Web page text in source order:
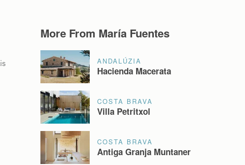
More From María Fuentes
ANDALÚZIA
Hacienda Macerata
COSTA BRAVA
Villa Petritxol
COSTA BRAVA
Antiga Granja Muntaner